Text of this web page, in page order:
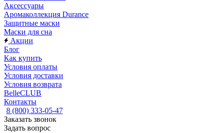
Аксессуары
Аромаколлекция Durance
Защитные маски
Маски для сна
Акции
Блог
Как купить
Условия оплаты
Условия доставки
Условия возврата
BelleCLUB
Контакты
8 (800) 333-05-47
Заказать звонок
Задать вопрос